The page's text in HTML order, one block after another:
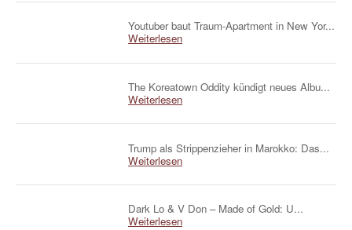
Youtuber baut Traum-Apartment in New Yor...
Weiterlesen
The Koreatown Oddity kündigt neues Albu...
Weiterlesen
Trump als Strippenzieher in Marokko: Das...
Weiterlesen
Dark Lo & V Don – Made of Gold: U...
Weiterlesen